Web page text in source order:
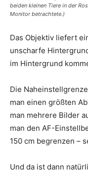
beiden kleinen Tiere in der
Monitor betrachtete.)
Das Objektiv liefert
unscharfe
im Hintergrund
Die
man einen größten
man mehrere Bilder
man den AF-
150 cm begrenzen –
Und da ist dann